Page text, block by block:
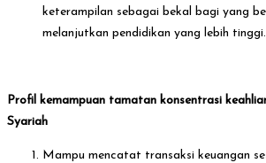
keterampilan sebagai bekal bagi yang
melanjutkan pendidikan yang lebih tinggi.
Profil kemampuan tamatan konsentrasi
Syariah
Mampu mencatat transaksi keuangan